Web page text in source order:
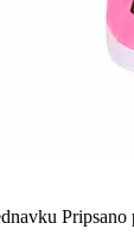
Pripsano